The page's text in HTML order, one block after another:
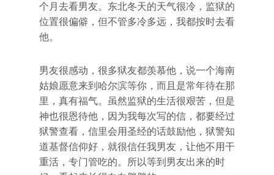
个月去看男友。东北冬天的天气很冷，监狱的
位置很偏僻，但不管多冷多远，我都按时去看
他。
男友很感动，很多狱友都羡慕他，说一个海南
姑娘愿意来到哈尔滨等你，而且是常年待在那
里，真有福气。虽然监狱的生活很艰苦，但是
神也很恩待他，因为我每次写的信，都要经过
狱警查看，信里会用圣经的话鼓励他，狱警知
道基督信仰好，就很信任我男友，让他不用干
重活，专门管吃的。所以等到男友出来的时